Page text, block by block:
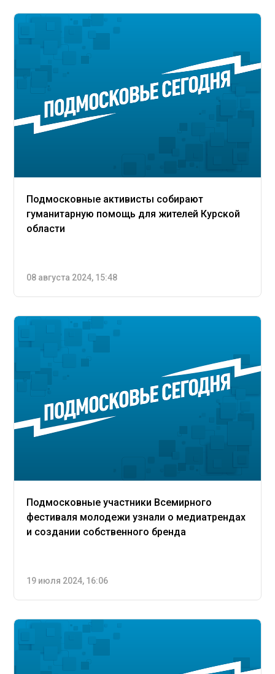
Подмосковные активисты собирают
гуманитарную помощь для жителей Курской
области
08 августа 2024, 15:48
Подмосковные участники Всемирного
фестиваля молодежи узнали о медиатрендах
и создании собственного бренда
19 июля 2024, 16:06